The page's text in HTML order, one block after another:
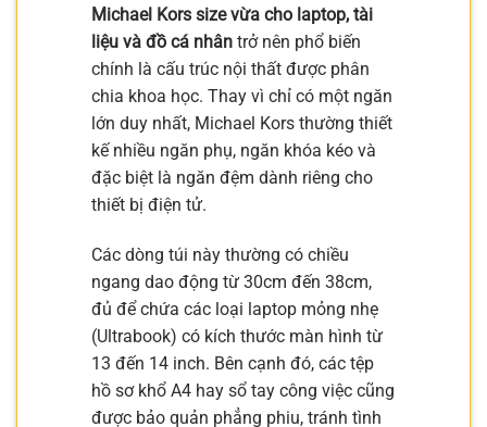
Michael Kors size vừa cho laptop, tài
liệu và đồ cá nhân trở nên phổ biến
chính là cấu trúc nội thất được phân
chia khoa học. Thay vì chỉ có một ngăn
lớn duy nhất, Michael Kors thường thiết
kế nhiều ngăn phụ, ngăn khóa kéo và
đặc biệt là ngăn đệm dành riêng cho
thiết bị điện tử.
Các dòng túi này thường có chiều
ngang dao động từ 30cm đến 38cm,
đủ để chứa các loại laptop mỏng nhẹ
(Ultrabook) có kích thước màn hình từ
13 đến 14 inch. Bên cạnh đó, các tệp
hồ sơ khổ A4 hay sổ tay công việc cũng
được bảo quản phẳng phiu, tránh tình